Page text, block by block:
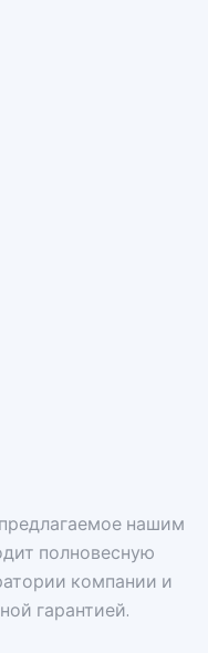
нашим
полновесную
компании и
гарантией.